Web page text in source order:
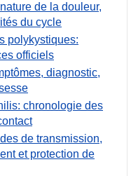
de la douleur,
du cycle
polykystiques:
officiels
diagnostic,
chronologie des
de transmission,
et protection de